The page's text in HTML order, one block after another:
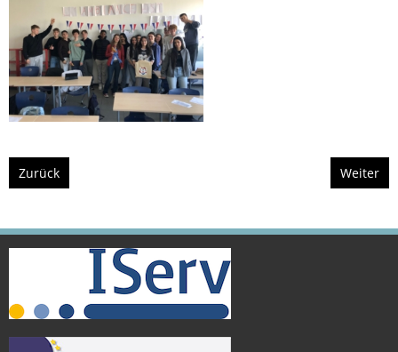
Zurück Weiter